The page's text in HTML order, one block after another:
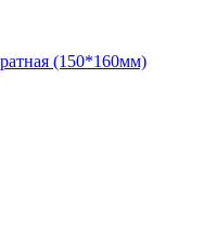
(150*160мм)